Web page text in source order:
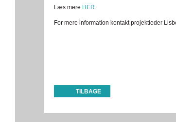
Læs mere HER.
For mere information kontakt projektleder
TILBAGE